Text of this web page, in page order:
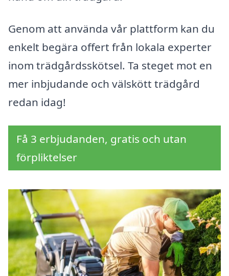
Genom att använda vår plattform kan du
enkelt begära offert från lokala experter
inom trädgårdsskötsel. Ta steget mot en
mer inbjudande och välskött trädgård
redan idag!
Få 3 erbjudanden, gratis och utan
förpliktelser